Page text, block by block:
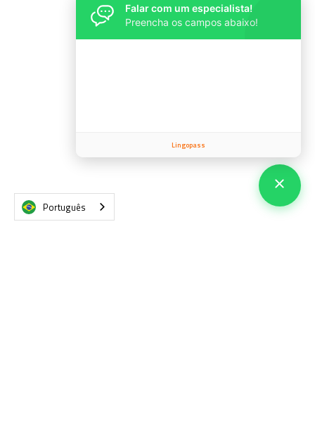
Falar com um especialista!
Preencha os campos abaixo!
Lingopass
Português